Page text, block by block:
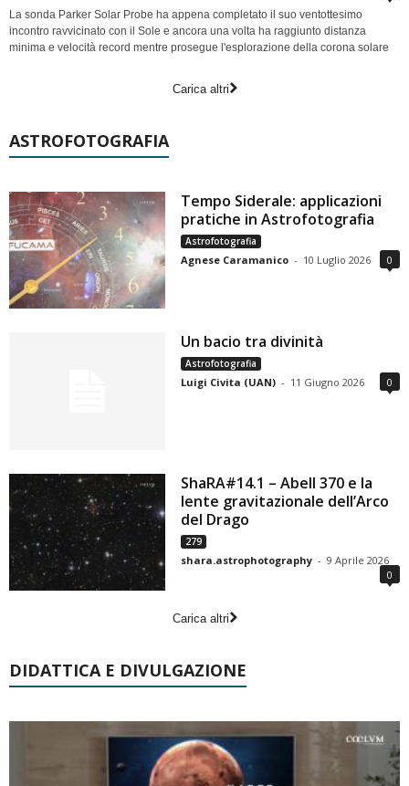
La sonda Parker Solar Probe ha appena completato il suo ventottesimo
incontro ravvicinato con il Sole e ancora una volta ha raggiunto distanza
minima e velocità record mentre prosegue l'esplorazione della corona solare
Carica altri
ASTROFOTOGRAFIA
Tempo Siderale: applicazioni
pratiche in Astrofotografia
Astrofotografia
Agnese Caramanico - 10 Luglio 2026 0
Un bacio tra divinità
Astrofotografia
Luigi Civita (UAN) - 11 Giugno 2026 0
ShaRA#14.1 – Abell 370 e la
lente gravitazionale dell’Arco
del Drago
279
shara.astrophotography - 9 Aprile 2026
0
Carica altri
DIDATTICA E DIVULGAZIONE